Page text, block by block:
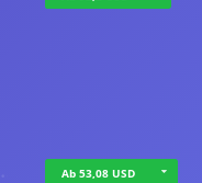
Ab 53,08 USD